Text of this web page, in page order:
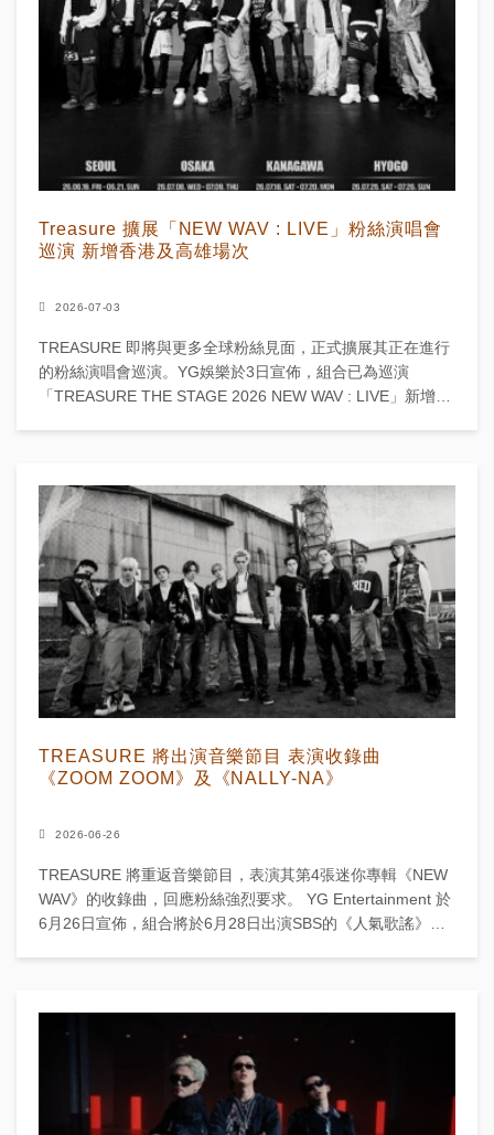
Treasure 擴展「NEW WAV : LIVE」粉絲演唱會
巡演 新增香港及高雄場次
2026-07-03
TREASURE 即將與更多全球粉絲見面，正式擴展其正在進行
的粉絲演唱會巡演。YG娛樂於3日宣佈，組合已為巡演
「TREASURE THE STAGE 2026 NEW WAV : LIVE」新增兩
TREASURE 將出演音樂節目 表演收錄曲
《ZOOM ZOOM》及《NALLY-NA》
2026-06-26
TREASURE 將重返音樂節目，表演其第4張迷你專輯《NEW
WAV》的收錄曲，回應粉絲強烈要求。 YG Entertainment 於
6月26日宣佈，組合將於6月28日出演SBS的《人氣歌謠》，